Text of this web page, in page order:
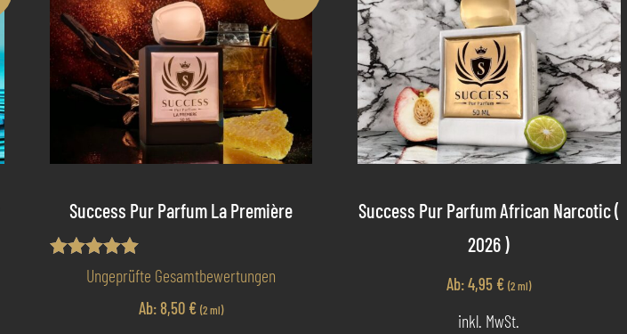
Success Pur Parfum La Première
Bewertet mit
5.00
Ungeprüfte Gesamtbewertungen
Ab: 8,50 € (2 ml)
Success Pur Parfum African Narcotic (
2026 )
Ab:4,95 € (2 ml)
inkl. MwSt.